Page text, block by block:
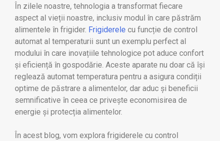
În zilele noastre, tehnologia a transformat fiecare
aspect al vieții noastre, inclusiv modul în care păstrăm
alimentele în frigider. Frigiderele cu funcție de control
automat al temperaturii sunt un exemplu perfect al
modului în care inovațiile tehnologice pot aduce confort
și eficiență în gospodărie. Aceste aparate nu doar că își
reglează automat temperatura pentru a asigura condiții
optime de păstrare a alimentelor, dar aduc și beneficii
semnificative în ceea ce privește economisirea de
energie și protecția alimentelor.
În acest blog, vom explora frigiderele cu control